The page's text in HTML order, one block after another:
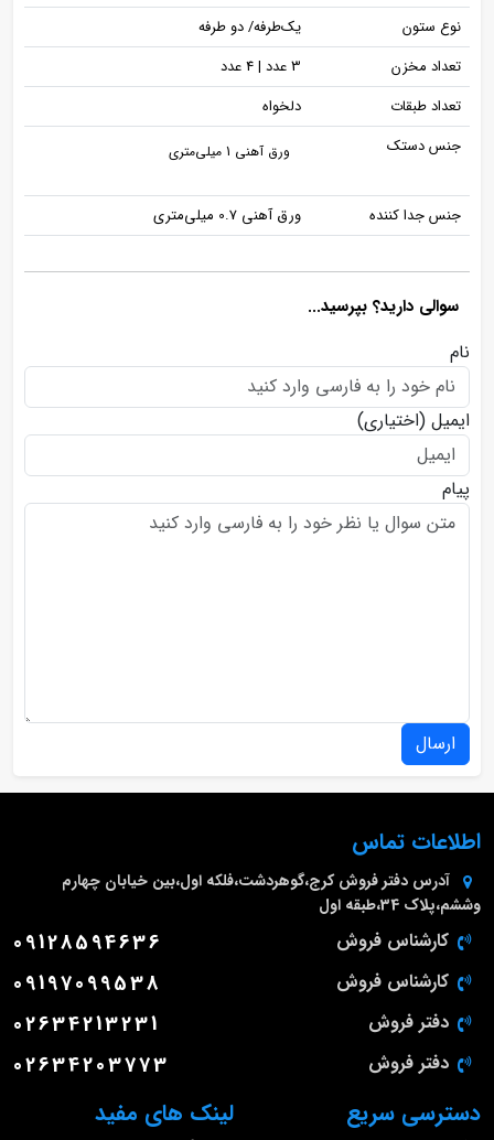
نوع ستون
یک‌طرفه/ دو طرفه
تعداد مخزن
3 عدد | 4 عدد
تعداد طبقات
دلخواه
جنس دستک
ورق آهنی 1 میلی‌متری
جنس جدا کننده ورق آهنی 0.7 میلی‌متری
سوالی دارید؟ بپرسید...
نام
ایمیل (اختیاری)
پیام
ارسال
لینک های مفید دسترسی سریع
اطلاعات تماس
آدرس دفتر فروش کرج،گوهردشت،فلکه اول،بین خیابان چهارم
وششم،پلاک 34،طبقه اول
کارشناس فروش 09128594636
کارشناس فروش 09197099538
دفتر فروش 02634213231
دفتر فروش 02634203773